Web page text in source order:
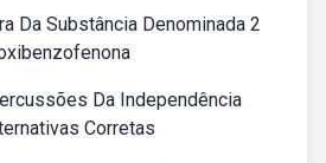
Da Substância Denominada 2
Da Independência
Corretas